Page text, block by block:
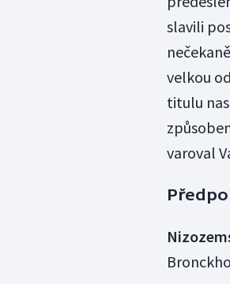
slavili
velkou
titulu
varoval